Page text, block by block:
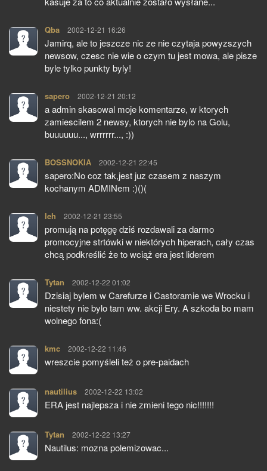
Qba pisze:
2002-12-21 16:26
Jamirq, ale to jeszcze nic ze nie czytaja powyzszych
newsow, czesc nie wie o czym tu jest mowa, ale pisze
byle tylko punkty byly!
sapero pisze:
2002-12-21 20:12
a admin skasowal moje komentarze, w ktorych
zamiescilem 2 newsy, ktorych nie bylo na Golu,
buuuuuu..., wrrrrrr..., :))
BOSSNOKIA pisze:
2002-12-21 22:45
sapero:No coz tak,jest juz czasem z naszym
kochanym ADMINem :)()(
leh pisze:
2002-12-21 23:55
promują na potęgę dziś rozdawali za darmo
promocyjne strtówki w niektórych hiperach, cały czas
chcą podkreślić że to wciąż era jest liderem
Tytan pisze:
2002-12-22 01:02
Dzisiaj bylem w Carefurze i Castoramie we Wrocku i
niestety nie bylo tam ww. akcji Ery. A szkoda bo mam
wolnego fona:(
kmc pisze:
2002-12-22 11:46
wreszcie pomyśleli też o pre-paidach
nautilius pisze:
2002-12-22 13:02
ERA jest najlepsza i nie zmieni tego nic!!!!!!!
Tytan pisze:
2002-12-22 13:27
Nautilus: mozna polemizowac...